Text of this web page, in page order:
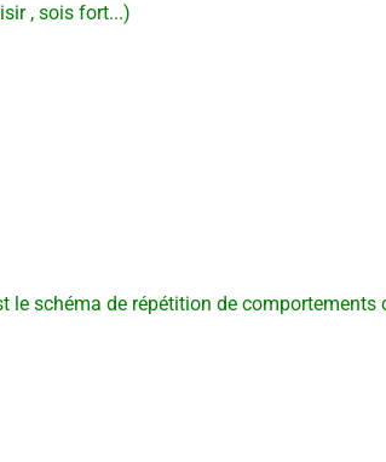
, sois fort...)
schéma de répétition de comportements